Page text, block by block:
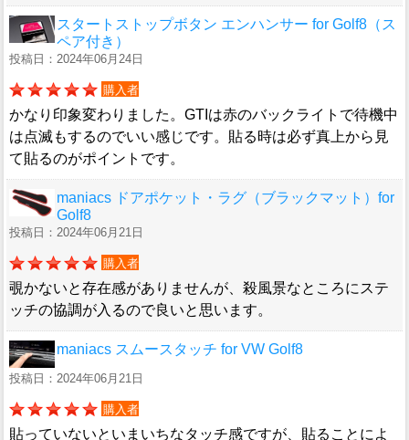
スタートストップボタン エンハンサー for Golf8（ス
ペア付き）
投稿日：2024年06月24日
購入者
かなり印象変わりました。GTIは赤のバックライトで待機中
は点滅もするのでいい感じです。貼る時は必ず真上から見
て貼るのがポイントです。
maniacs ドアポケット・ラグ（ブラックマット）for
Golf8
投稿日：2024年06月21日
購入者
覗かないと存在感がありませんが、殺風景なところにステ
ッチの協調が入るので良いと思います。
maniacs スムースタッチ for VW Golf8
投稿日：2024年06月21日
購入者
貼っていないといまいちなタッチ感ですが、貼ることによ